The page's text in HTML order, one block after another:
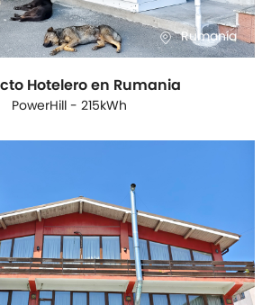
Rumanía
Hotelero en Rumania
PowerHill - 215kWh